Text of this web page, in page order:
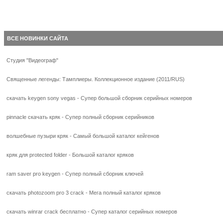
ВСЕ НОВИНКИ САЙТА
Студия "Видеограф"
Священные легенды: Тамплиеры. Коллекционное издание (2011/RUS)
скачать keygen sony vegas - Супер большой сборник серийных номеров
pinnacle скачать кряк - Супер полный сборник серийников
волшебные пузыри кряк - Самый большой каталог кейгенов
кряк для protected folder - Большой каталог кряков
ram saver pro keygen - Супер полный сборник ключей
скачать photozoom pro 3 crack - Мега полный каталог кряков
скачать winrar crack бесплатно - Супер каталог серийных номеров